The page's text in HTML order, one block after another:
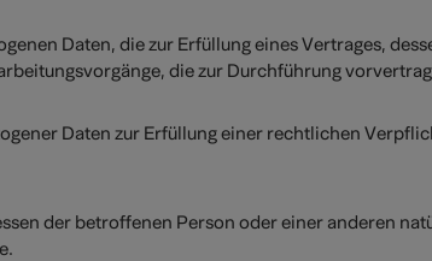
Daten, die zur Erfüllung eines Vertrages,
die zur Durchführung
Daten zur Erfüllung einer rechtlichen
der betroffenen Person oder einer anderen